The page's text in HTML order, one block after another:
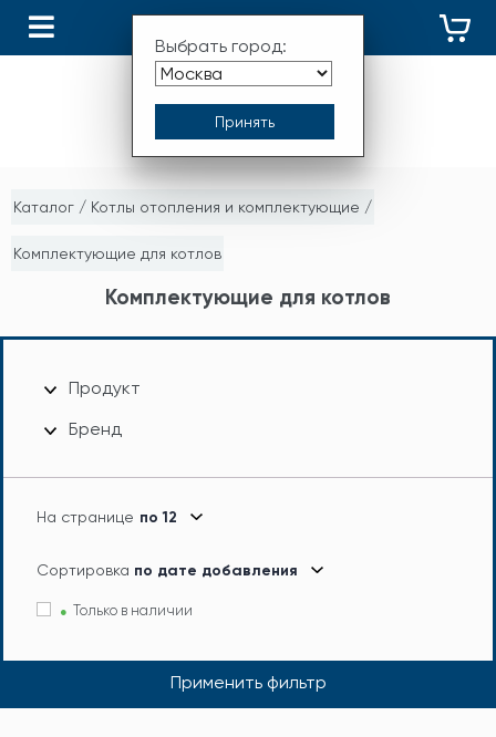
Выбрать город:
Каталог / Котлы отопления и комплектующие /
Комплектующие для котлов
Комплектующие для котлов
Продукт
Бренд
На странице по 12
Сортировка по дате добавления
Только в наличии
Применить фильтр